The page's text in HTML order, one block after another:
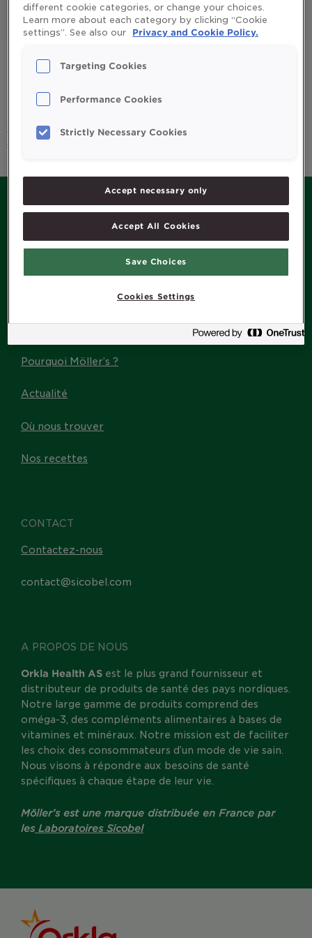
All Enfants et parents
Huile de foie de morue
Système immunitaire
Sorry, we couldn't find any posts. Please try a different
search.
A PROPOS DE NOUS
Orkla Health AS est le plus grand fournisseur et
distributeur de produits de santé des pays nordiques.
Notre large gamme de produits comprend des
oméga-3, des compléments alimentaires à bases de
vitamines et minéraux. Notre mission est de faciliter
les choix des consommateurs d’un mode de vie sain.
Nous visons à répondre aux besoins de santé
spécifiques à chaque étape de leur vie.
Möller’s est une marque distribuée en France par
lesLaboratoires Sicobel
MENU
Pourquoi Möller’s ?
Actualité
Où nous trouver
Nos recettes
CONTACT
Contactez-nous
contact@sicobel.com
different cookie categories, or change your choices.
Learn more about each category by clicking “Cookie
settings”. See also our
Privacy and Cookie Policy.
Targeting Cookies
Performance Cookies
Strictly Necessary Cookies
Accept necessary only
Accept All Cookies
Save Choices
Cookies Settings